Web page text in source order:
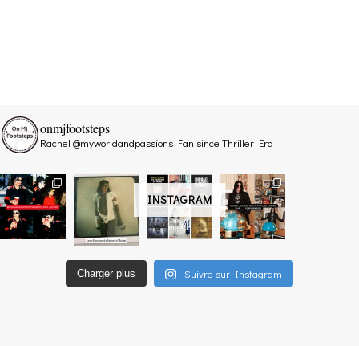
INSTAGRAM
onmjfootsteps
Rachel @myworldandpassions Fan since Thriller Era
Charger plus Suivre sur Instagram